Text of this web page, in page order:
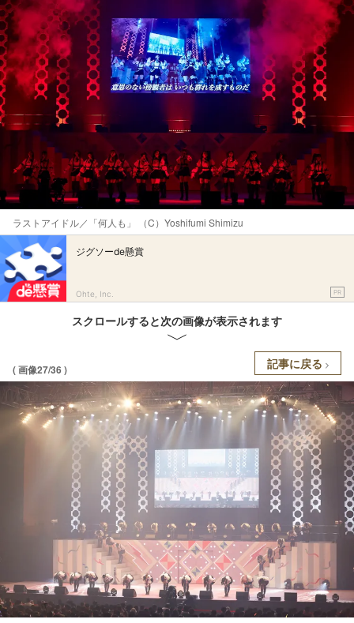
ラストアイドル／「何人も」 （C）Yoshifumi Shimizu
ジグソーde懸賞
Ohte, Inc. PR
スクロールすると次の画像が表示されます
( 画像27/36 ) 記事に戻る